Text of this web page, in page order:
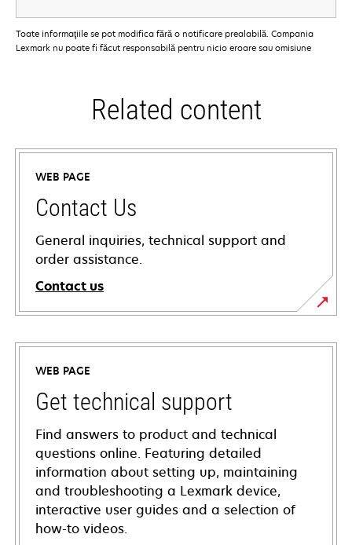
Toate informaţiile se pot modifica fără o notificare prealabilă. Compania
Lexmark nu poate fi făcut responsabilă pentru nicio eroare sau omisiune
Related content
WEB PAGE
Contact Us
General inquiries, technical support and
order assistance.
Contact us
WEB PAGE
Get technical support
Find answers to product and technical
questions online. Featuring detailed
information about setting up, maintaining
and troubleshooting a Lexmark device,
interactive user guides and a selection of
how-to videos.